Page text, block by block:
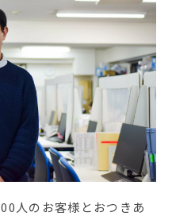
知る
人のお客様とおつきあ